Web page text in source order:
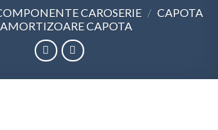
CAROSERIE / CAPOTA
AMORTIZOARE CAPOTA